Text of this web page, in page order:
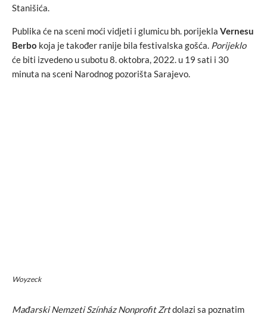
Stanišića.
Publika će na sceni moći vidjeti i glumicu bh. porijekla Vernesu
Berbo koja je također ranije bila festivalska gošća. Porijeklo
će biti izvedeno u subotu 8. oktobra, 2022. u 19 sati i 30
minuta na sceni Narodnog pozorišta Sarajevo.
Woyzeck
MađarskiNemzeti Színház Nonprofit Zrtdolazi sa poznatim